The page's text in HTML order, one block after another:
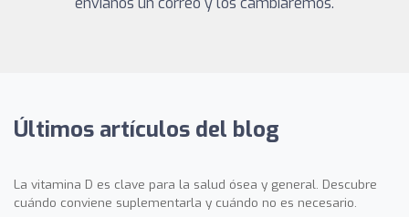
Últimos artículos del blog
La vitamina D es clave para la salud ósea y general. Descubre
cuándo conviene suplementarla y cuándo no es necesario.